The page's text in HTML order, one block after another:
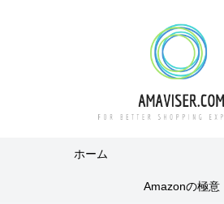
ホーム
Amazonの極意